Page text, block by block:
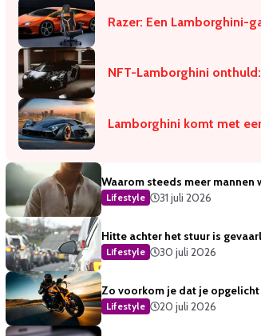
​Razer: Een Lamborghini-
​NFT-Lamborghini
​Lamborghini komt met
Waarom steeds meer mannen
Lifestyle 31 juli 2026
Hitte achter het stuur is
Lifestyle 30 juli 2026
Zo voorkom je dat je
Lifestyle 20 juli 2026